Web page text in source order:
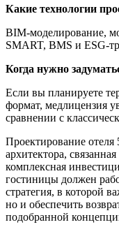
Какие технологии
BIM-моделирование,
SMART, BMS и ESG-
Когда нужно
Если вы планируете
формат, медлицензия
сравнении с
Проектирование отеля
архитектора,
комплексная
гостиницы должен
стратегия, в которой
но и обеспечить
подобранной